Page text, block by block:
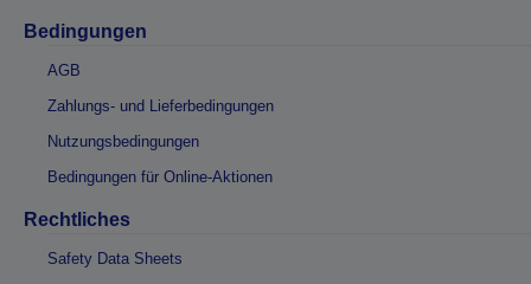
Bedingungen
AGB
Zahlungs- und Lieferbedingungen
Nutzungsbedingungen
Bedingungen für Online-Aktionen
Rechtliches
Safety Data Sheets